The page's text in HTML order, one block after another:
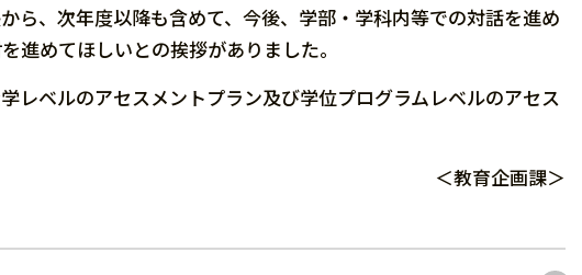
ら、次年度以降も含めて、今後、学部・学科内等での対話を進め
進めてほしいとの挨拶がありました。
レベルのアセスメントプラン及び学位プログラムレベルのアセス
＜教育企画課＞